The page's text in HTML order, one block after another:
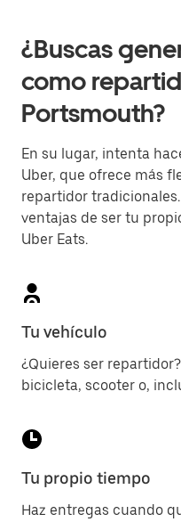
¿Buscas
como
Portsmouth?
En su lugar, intenta
Uber, que ofrece más
repartidor
ventajas de ser tu
Uber Eats.
Tu vehículo
¿Quieres ser
bicicleta, scooter o,
Tu propio tiempo
Haz entregas cuando